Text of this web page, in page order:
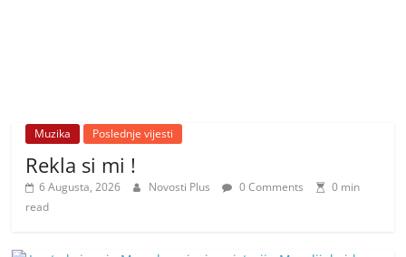
Muzika Poslednje vijesti
Rekla si mi !
6 Augusta, 2026 Novosti Plus 0 Comments
0 min
read